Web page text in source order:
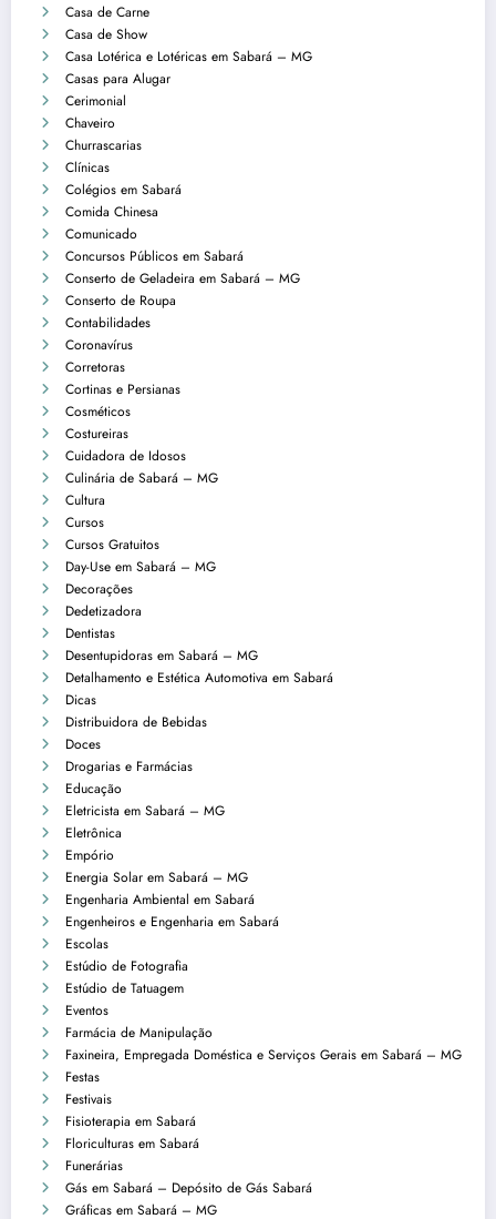
Casa de Carne
Casa de Show
Casa Lotérica e Lotéricas em Sabará – MG
Casas para Alugar
Cerimonial
Chaveiro
Churrascarias
Clínicas
Colégios em Sabará
Comida Chinesa
Comunicado
Concursos Públicos em Sabará
Conserto de Geladeira em Sabará – MG
Conserto de Roupa
Contabilidades
Coronavírus
Corretoras
Cortinas e Persianas
Cosméticos
Costureiras
Cuidadora de Idosos
Culinária de Sabará – MG
Cultura
Cursos
Cursos Gratuitos
Day-Use em Sabará – MG
Decorações
Dedetizadora
Dentistas
Desentupidoras em Sabará – MG
Detalhamento e Estética Automotiva em Sabará
Dicas
Distribuidora de Bebidas
Doces
Drogarias e Farmácias
Educação
Eletricista em Sabará – MG
Eletrônica
Empório
Energia Solar em Sabará – MG
Engenharia Ambiental em Sabará
Engenheiros e Engenharia em Sabará
Escolas
Estúdio de Fotografia
Estúdio de Tatuagem
Eventos
Farmácia de Manipulação
Faxineira, Empregada Doméstica e Serviços Gerais em Sabará – MG
Festas
Festivais
Fisioterapia em Sabará
Floriculturas em Sabará
Funerárias
Gás em Sabará – Depósito de Gás Sabará
Gráficas em Sabará – MG